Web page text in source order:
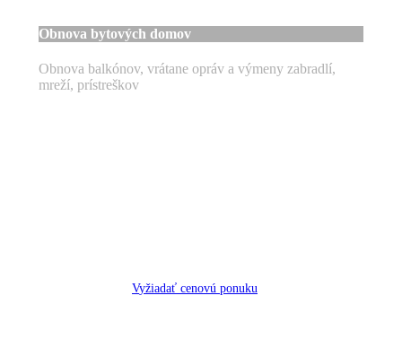
Obnova bytových domov
Obnova balkónov, vrátane opráv a výmeny zabradlí,
mreží, prístreškov
Vyžiadať cenovú ponuku